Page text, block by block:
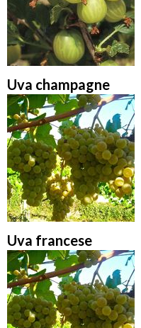
Uva champagne
Uva francese